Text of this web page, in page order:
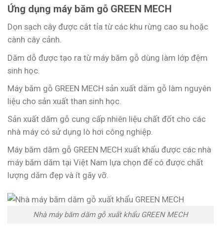
Ứng dụng máy băm gỗ GREEN MECH
Dọn sạch cây được cắt tỉa từ các khu rừng cao su hoặc
cành cây cảnh.
Dăm dỗ được tạo ra từ máy băm gỗ dùng làm lớp đệm
sinh học.
Máy băm gỗ GREEN MECH sản xuất dăm gỗ làm nguyên
liệu cho sản xuất than sinh học.
Sản xuất dăm gỗ cung cấp nhiên liệu chất đốt cho các
nhà máy có sử dụng lò hơi công nghiệp.
Máy băm dăm gỗ GREEN MECH xuất khẩu được các nhà
máy băm dăm tại Việt Nam lựa chọn để có được chất
lượng dăm đẹp và ít gãy vỡ.
Nhà máy băm dăm gỗ xuất khẩu GREEN MECH